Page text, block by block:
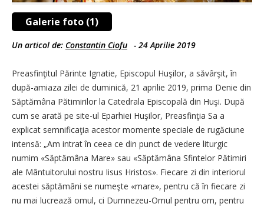
Galerie foto (1)
Un articol de: Constantin Ciofu - 24 Aprilie 2019
Preasfinţitul Părinte Ignatie, Episcopul Huşilor, a săvârşit, în
după-amiaza zilei de duminică, 21 aprilie 2019, prima Denie din
Săptămâna Pătimirilor la Catedrala Episcopală din Huşi. După
cum se arată pe site-ul Eparhiei Huşilor, Preasfinţia Sa a
explicat semnificaţia acestor momente speciale de rugăciune
intensă: „Am intrat în ceea ce din punct de vedere liturgic
numim «Săptămâna Mare» sau «Săptămâna Sfintelor Pătimiri
ale Mântuitorului nostru Iisus Hristos». Fiecare zi din interiorul
acestei săptămâni se numeşte «mare», pentru că în fiecare zi
nu mai lucrează omul, ci Dumnezeu-Omul pentru om, pentru